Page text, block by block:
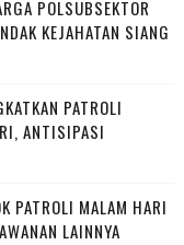
POLSUBSEKTOR
KEJAHATAN SIANG
PATROLI
ANTISIPASI
PATROLI MALAM HARI
LAINNYA